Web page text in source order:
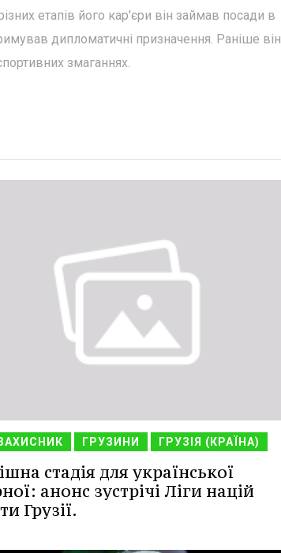
етапів його кар'єри він займав посади в
дипломатичні призначення. Раніше він
змаганнях.
ГРУЗИНИ ГРУЗІЯ (КРАЇНА)
стадія для української
анонс зустрічі Ліги націй
Грузії.